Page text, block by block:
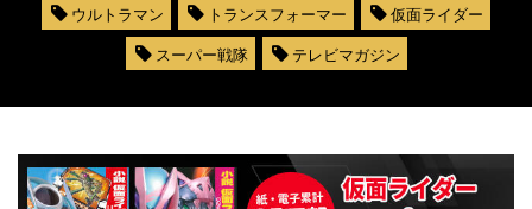
ウルトラマン トランスフォーマー
仮面ライダー
スーパー戦隊
テレビマガジン